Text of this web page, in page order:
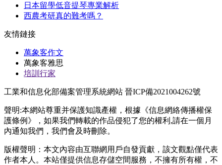
日本留學低音提琴專業解析
西農考研真的難考嗎？
友情鏈接
萬象客作文
萬象客雅思
培訓行家
工業和信息化部備案管理系統網站 晉ICP備2021004262號
聲明:本網站尊重并保護知識產權，根據《信息網絡傳播權保
護條例》，如果我們轉載的作品侵犯了您的權利,請在一個月
內通知我們，我們會及時刪除。
版權聲明：本文內容由互聯網用戶自發貢獻，該文觀點僅代表
作者本人。本站僅提供信息存儲空間服務，不擁有所有權，不